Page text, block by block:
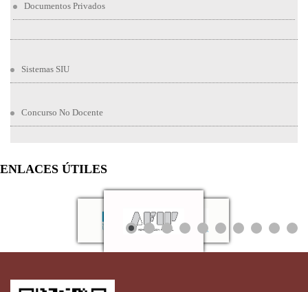
Documentos Privados
Sistemas SIU
Concurso No Docente
ENLACES ÚTILES